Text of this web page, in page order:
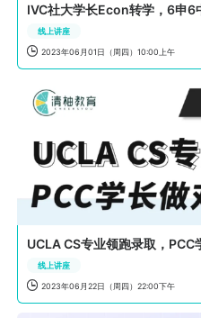
IVC社大学长Econ转学，6申6
线上讲座
 2023年06月01日（周四）10:00上午
UCLA CS专业领跑录取，PCC
线上讲座
 2023年06月22日（周四）22:00下午